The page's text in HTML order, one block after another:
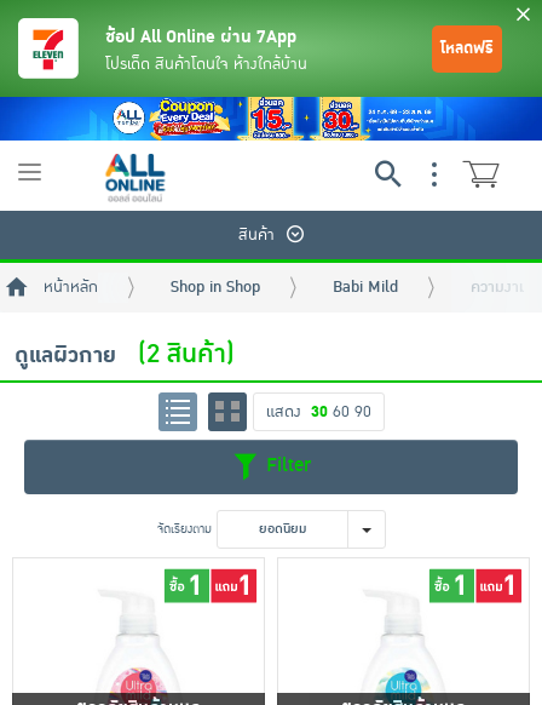
เครื่องปรุงรสและของแห้ง
ขนมขบเคี้ยว และช็อคโกแลต
อาหารสด ผัก ผลไม้และเบเกอรี่
ช้อป All Online ผ่าน 7App
โปรเด็ด สินค้าโดนใจ ห้างใกล้บ้าน
โหลดฟรี
Toggle
สินค้า
หน้าหลัก Shop in Shop Babi Mild ความงามแ
ดูแลผิวกาย (2 สินค้า)
แสดง 30 60 90
Filter
จัดเรียงตาม ยอดนิยม